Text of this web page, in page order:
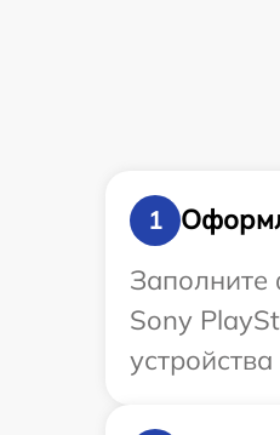
1
Заполните
Sony